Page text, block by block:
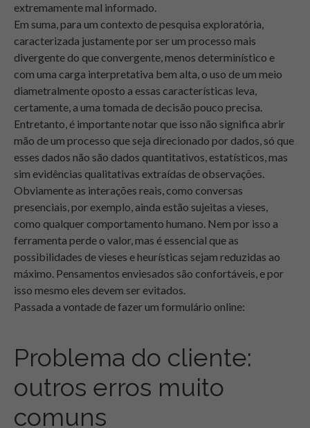
extremamente mal informado.
Em suma, para um contexto de pesquisa exploratória,
caracterizada justamente por ser um processo mais
divergente do que convergente, menos determinístico e
com uma carga interpretativa bem alta, o uso de um meio
diametralmente oposto a essas características leva,
certamente, a uma tomada de decisão pouco precisa.
Entretanto, é importante notar que isso não significa abrir
mão de um processo que seja direcionado por dados, só que
esses dados não são dados quantitativos, estatísticos, mas
sim evidências qualitativas extraídas de observações.
Obviamente as interações reais, como conversas
presenciais, por exemplo, ainda estão sujeitas a vieses,
como qualquer comportamento humano. Nem por isso a
ferramenta perde o valor, mas é essencial que as
possibilidades de vieses e heurísticas sejam reduzidas ao
máximo. Pensamentos enviesados são confortáveis, e por
isso mesmo eles devem ser evitados.
Passada a vontade de fazer um formulário online:
Problema do cliente:
outros erros muito
comuns